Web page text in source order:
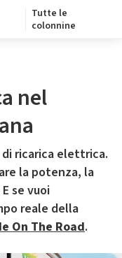
Tutte le
colonnine
nel
ricarica elettrica.
la potenza, la
se vuoi
reale della
On The Road.